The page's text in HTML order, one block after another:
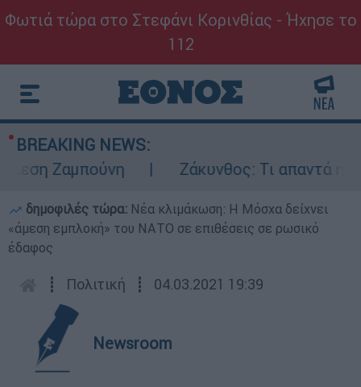
Φωτιά τώρα στο Στεφάνι Κορινθίας - Ήχησε το
112
BREAKING NEWS:
Ζαμπούνη
Ζάκυνθος: Τι απαντά η
δημοφιλές τώρα: Νέα κλιμάκωση: Η Μόσχα δείχνει
«άμεση εμπλοκή» του ΝΑΤΟ σε επιθέσεις σε ρωσικό
έδαφος
┋ Πολιτική ┋ 04.03.2021 19:39
Newsroom